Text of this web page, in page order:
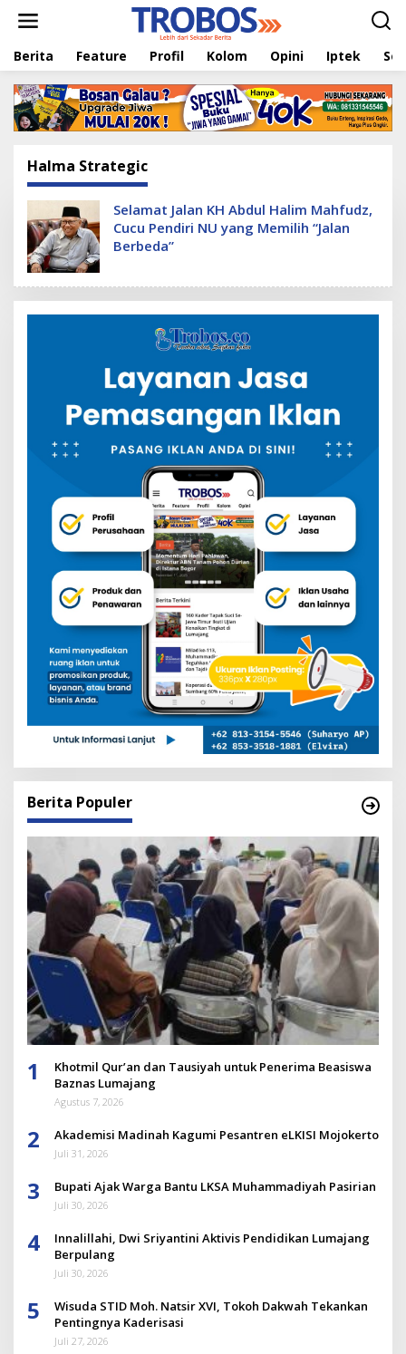
t
Berita Feature Profil Kolom Opini Iptek
Halma Strategic
Selamat Jalan KH Abdul Halim Mahfudz,
Cucu Pendiri NU yang Memilih “Jalan
Berbeda”
Berita Populer
1
Khotmil Qur’an dan Tausiyah untuk Penerima Beasiswa
Baznas Lumajang
Agustus 7, 2026
2 Akademisi Madinah Kagumi Pesantren eLKISI Mojokerto
Juli 31, 2026
3 Bupati Ajak Warga Bantu LKSA Muhammadiyah Pasirian
Juli 30, 2026
4
Innalillahi, Dwi Sriyantini Aktivis Pendidikan Lumajang
Berpulang
Juli 30, 2026
5
Wisuda STID Moh. Natsir XVI, Tokoh Dakwah Tekankan
Pentingnya Kaderisasi
Juli 27, 2026